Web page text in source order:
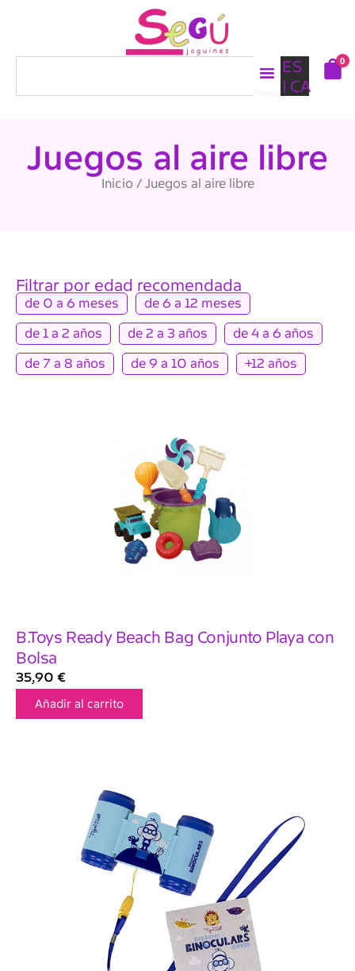
ES
CA
0
Juegos al aire libre
Inicio / Juegos al aire libre
Filtrar por edad recomendada
de 0 a 6 meses
de 6 a 12 meses
de 1 a 2 años
de 2 a 3 años
de 4 a 6 años
de 7 a 8 años
de 9 a 10 años +12 años
B.Toys Ready Beach Bag Conjunto Playa con
Bolsa
35,90 €
Añadir al carrito